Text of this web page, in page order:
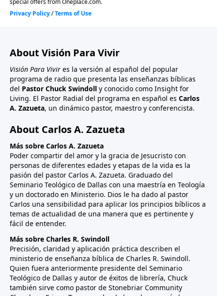
About Visión Para Vivir
Visión Para Vivir es la versión al español del popular
programa de radio que presenta las enseñanzas bíblicas
del Pastor Chuck Swindoll y conocido como Insight for
Living. El Pastor Radial del programa en español es Carlos
A. Zazueta, un dinámico pastor, maestro y conferencista.
About Carlos A. Zazueta
Más sobre Carlos A. Zazueta
Poder compartir del amor y la gracia de Jesucristo con
personas de diferentes edades y etapas de la vida es la
pasión del pastor Carlos A. Zazueta. Graduado del
Seminario Teológico de Dallas con una maestría en Teología
y un doctorado en Ministerio. Dios le ha dado al pastor
Carlos una sensibilidad para aplicar los principios bíblicos a
temas de actualidad de una manera que es pertinente y
fácil de entender.
Más sobre Charles R. Swindoll
Precisión, claridad y aplicación práctica describen el
ministerio de enseñanza bíblica de Charles R. Swindoll.
Quien fuera anteriormente presidente del Seminario
Teológico de Dallas y autor de éxitos de librería, Chuck
también sirve como pastor de Stonebriar Community